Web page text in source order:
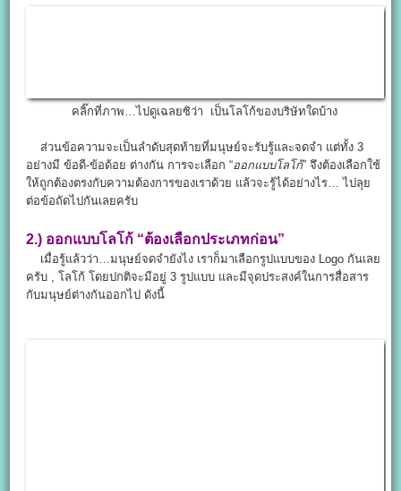
คลิ๊กที่ภาพ…ไปดูเฉลยซิว่า เป็นโลโก้ของบริษัทใดบ้าง
ส่วนข้อความจะเป็นลำดับสุดท้ายที่มนุษย์จะรับรู้และจดจำ แต่ทั้ง 3
อย่างมี ข้อดี-ข้อด้อย ต่างกัน การจะเลือก “ ออกแบบโลโก้ ” จึงต้องเลือกใช้
ให้ถูกต้องตรงกับความต้องการของเราด้วย แล้วจะรู้ได้อย่างไร… ไปลุย
ต่อข้อถัดไปกันเลยครับ
2.) ออกแบบโลโก้ “ต้องเลือกประเภทก่อน”
เมื่อรู้แล้วว่า…มนุษย์จดจำยังไง เราก็มาเลือกรูปแบบของ Logo กันเลย
ครับ , โลโก้ โดยปกติจะมีอยู่ 3 รูปแบบ และมีจุดประสงค์ในการสื่อสาร
กับมนุษย์ต่างกันออกไป ดังนี้